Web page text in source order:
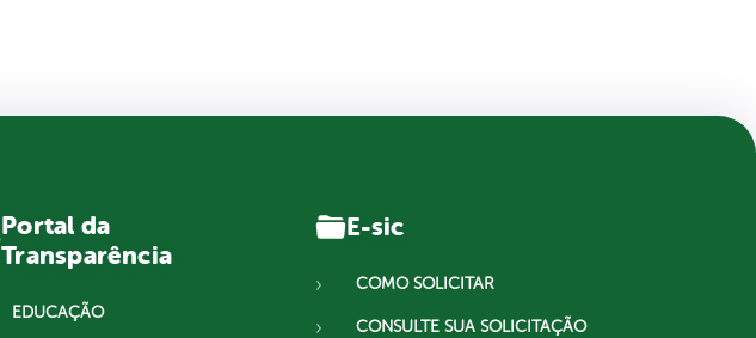
Portal da
Transparência
EDUCAÇÃO
E-sic
COMO SOLICITAR
CONSULTE SUA SOLICITAÇÃO